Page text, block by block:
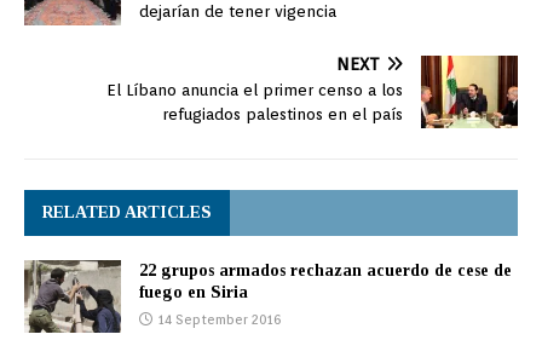
dejarían de tener vigencia
NEXT
El Líbano anuncia el primer censo a los
refugiados palestinos en el país
RELATED ARTICLES
22 grupos armados rechazan acuerdo de cese de
fuego en Siria
14 September 2016